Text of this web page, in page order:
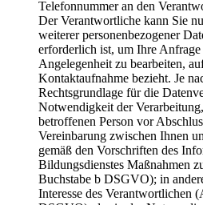
Telefonnummer an den
Der Verantwortliche kann Sie
weiterer personenbezogener
erforderlich ist, um Ihre
Angelegenheit zu bearbeiten,
Kontaktaufnahme bezieht. Je
Rechtsgrundlage für die
Notwendigkeit der
betroffenen Person vor
Vereinbarung zwischen Ihnen
gemäß den Vorschriften des
Bildungsdienstes Maßnahmen
Buchstabe b DSGVO); in
Interesse des Verantwortlichen